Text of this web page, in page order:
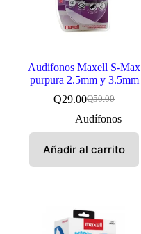
Audifonos Maxell S-Max
purpura 2.5mm y 3.5mm
Q50.00
El
precio
Q50.00.
Q29.00El
precio
Q29.00.
Audífonos
Añadir al carrito